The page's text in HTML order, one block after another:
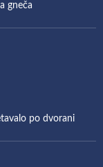
gneča
po dvorani